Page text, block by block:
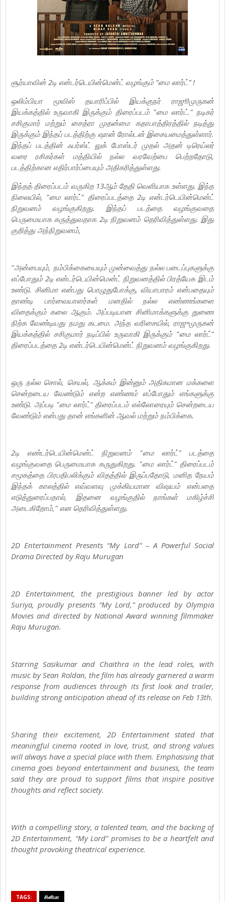
சூர்யாவின் 2டி என்டர்டெயின்மென்ட் வழங்கும் “மை லார்ட்” !
ஒலிம்பியா மூவிஸ் தயாரிப்பில் இயக்குநர் ராஜூமுருகன்
இயக்கத்தில் உருவாகி இருக்கும் திரைப்படம் "மை லார்ட்." நடிகர்
சசிகுமார் மற்றும் சைத்ரா முதன்மை கதாபாத்திரத்தில் நடித்து
இருக்கும் இந்தப் படத்திற்கு ஷான் ரோல்டன் இசையமைத்துள்ளார்.
இந்தப் படத்தின் ஃபர்ஸ்ட் லுக் போஸ்டர் முதல் அதன் டிரெய்லர்
வரை ரசிகர்கள் மத்தியில் நல்ல வரவேற்பை பெற்றதோடு,
படத்திற்கான எதிர்பார்ப்பையும் அதிகரித்துள்ளது.
இந்தத் திரைப்படம் வருகிற 13ஆம் தேதி வெளியாக உள்ளது. இந்த
நிலையில், "மை லார்ட்" திரைப்படத்தை 2டி என்டர்டெயின்மென்ட்
நிறுவனம் வழங்குகிறது. இந்தப் படத்தை வழங்குவதை
பெருமையாக கருத்துவதாக 2டி நிறுவனம் தெரிவித்துள்ளது. இது
குறித்து அந்நிறுவனம்,
"அன்பையும், நம்பிக்கையையும் முன்வைத்து நல்ல படைப்புகளுக்கு
எப்போதும் 2டி என்டர்டெயின்மென்ட் நிறுவனத்தில் பிரத்யேக இடம்
உண்டு. சினிமா என்பது பொழுதுபோக்கு, வியாபாரம் என்பதையும்
தாண்டி பார்வையாளர்கள் மனதில் நல்ல எண்ணங்களை
விதைக்கும் கலை ஆகும். அப்படியான சினிமாக்களுக்கு துணை
நிற்க வேண்டியது நமது கடமை. அந்த வரிசையில், ராஜுமுருகன்
இயக்கத்தில் சசிகுமார் நடிப்பில் உருவாகி இருக்கும் "மை லார்ட்"
திரைப்படத்தை 2டி என்டர்டெயின்மென்ட் நிறுவனம் வழங்குகிறது.
ஒரு நல்ல சொல், செயல், ஆக்கம் இன்னும் அதிகமான மக்களை
சென்றடைய வேண்டும் என்ற எண்ணம் எப்போதும் எங்களுக்கு
உண்டு. அப்படி "மை லார்ட்" திரைப்படம் எல்லோரையும் சென்றடைய
வேண்டும் என்பது தான் எங்களின் ஆவல் மற்றும் நம்பிக்கை.
2டி எண்டர்டெயின்மென்ட் நிறுவனம் "மை லார்ட்" படத்தை
வழங்குவதை பெருமையாக கருதுகிறது. "மை லார்ட்" திரைப்படம்
சமூகத்தை பிரபதிபலிக்கும் விதத்தில் இருப்பதோடு, மனித நேயம்
இந்தக் காலத்தில் எவ்வளவு முக்கியமான விஷயம் என்பதை
எடுத்துரைப்பதால், இதனை வழங்குதில் நாங்கள் மகிழ்ச்சி
அடைகிறோம்," என தெரிவித்துள்ளது.
2D Entertainment Presents “My Lord” – A Powerful Social
Drama Directed by Raju Murugan
2D Entertainment, the prestigious banner led by actor
Suriya, proudly presents “My Lord,” produced by Olympia
Movies and directed by National Award winning filmmaker
Raju Murugan.
Starring Sasikumar and Chaithra in the lead roles, with
music by Sean Roldan, the film has already garnered a warm
response from audiences through its first look and trailer,
building strong anticipation ahead of its release on Feb 13th.
Sharing their excitement, 2D Entertainment stated that
meaningful cinema rooted in love, trust, and strong values
will always have a special place with them. Emphasising that
cinema goes beyond entertainment and business, the team
said they are proud to support films that inspire positive
thoughts and reflect society.
With a compelling story, a talented team, and the backing of
2D Entertainment, “My Lord” promises to be a heartfelt and
thought provoking theatrical experience.
TAGS: சினிமா